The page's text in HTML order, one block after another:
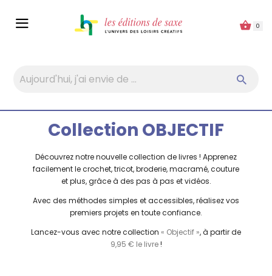
0
Collection OBJECTIF
Découvrez notre nouvelle collection de livres ! Apprenez
facilement le crochet, tricot, broderie, macramé, couture
et plus, grâce à des pas à pas et vidéos.
Avec des méthodes simples et accessibles, réalisez vos
premiers projets en toute confiance.
Lancez-vous avec notre collection « Objectif », à partir de
9,95 € le livre!